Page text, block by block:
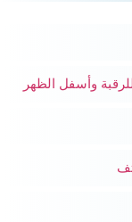
وأسفل الظهر